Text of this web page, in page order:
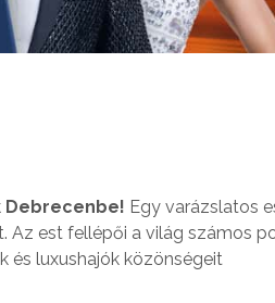
Debrecenbe! Egy varázslatos
Az est fellépői a világ számos
és luxushajók közönségeit